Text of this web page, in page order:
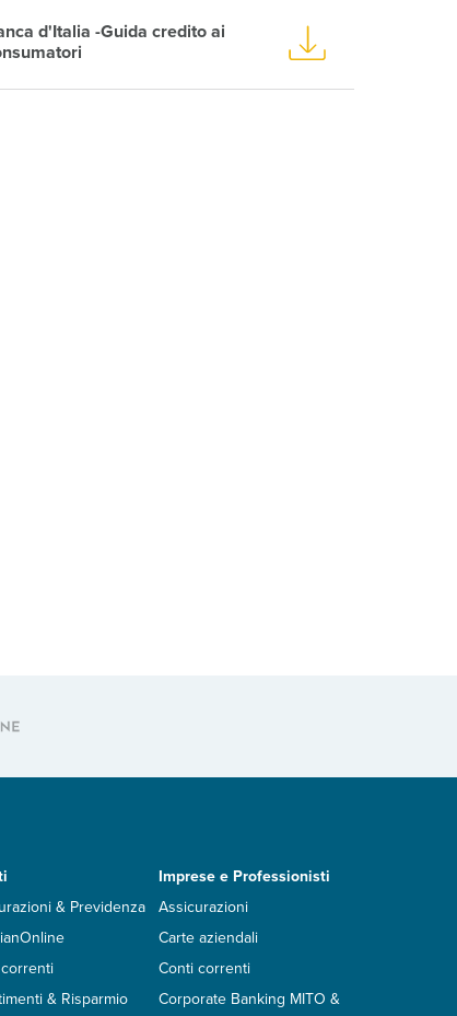
d'Italia -Guida credito ai
& Previdenza
& Risparmio
Imprese e Professionisti
Assicurazioni
Carte aziendali
Conti correnti
Corporate Banking MITO &